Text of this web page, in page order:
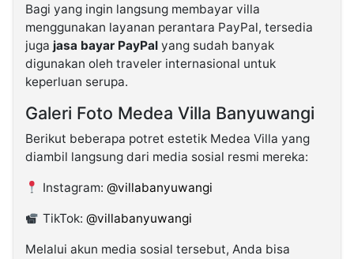
Bagi yang ingin langsung membayar villa
menggunakan layanan perantara PayPal, tersedia
juga jasa bayar PayPal yang sudah banyak
digunakan oleh traveler internasional untuk
keperluan serupa.
Galeri Foto Medea Villa Banyuwangi
Berikut beberapa potret estetik Medea Villa yang
diambil langsung dari media sosial resmi mereka:
Instagram: @villabanyuwangi
TikTok: @villabanyuwangi
Melalui akun media sosial tersebut, Anda bisa